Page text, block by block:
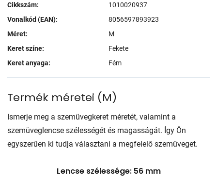
Cikkszám:
1010020937
Vonalkód (EAN):
8056597893923
Méret:
M
Keret színe:
Fekete
Keret anyaga:
Fém
Termék méretei (M)
Ismerje meg a szemüvegkeret méretét, valamint a
szemüveglencse szélességét és magasságát. Így Ön
egyszerűen ki tudja választani a megfelelő szemüveget.
Lencse szélessége: 56 mm